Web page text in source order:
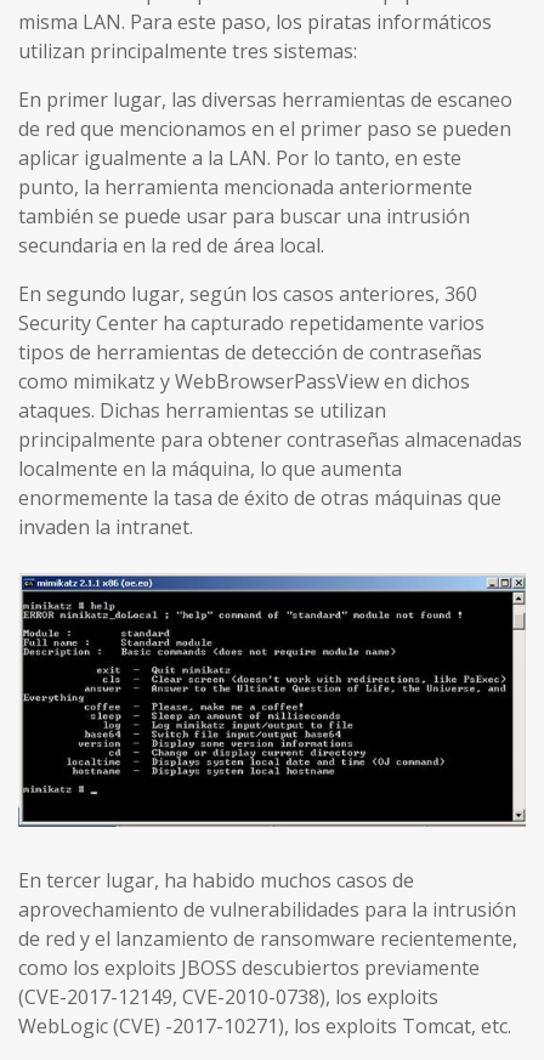
misma LAN. Para este paso, los piratas informáticos
utilizan principalmente tres sistemas:
En primer lugar, las diversas herramientas de escaneo
de red que mencionamos en el primer paso se pueden
aplicar igualmente a la LAN. Por lo tanto, en este
punto, la herramienta mencionada anteriormente
también se puede usar para buscar una intrusión
secundaria en la red de área local.
En segundo lugar, según los casos anteriores, 360
Security Center ha capturado repetidamente varios
tipos de herramientas de detección de contraseñas
como mimikatz y WebBrowserPassView en dichos
ataques. Dichas herramientas se utilizan
principalmente para obtener contraseñas almacenadas
localmente en la máquina, lo que aumenta
enormemente la tasa de éxito de otras máquinas que
invaden la intranet.
En tercer lugar, ha habido muchos casos de
aprovechamiento de vulnerabilidades para la intrusión
de red y el lanzamiento de ransomware recientemente,
como los exploits JBOSS descubiertos previamente
(CVE-2017-12149, CVE-2010-0738), los exploits
WebLogic (CVE) -2017-10271), los exploits Tomcat, etc.